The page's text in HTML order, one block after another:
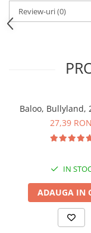
Design autentic,
Fabricată din
Review-uri(0)
Baloo, Bullyland,
27,39 RON
IN
ADAUGA IN